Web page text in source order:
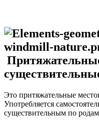
Это притяжательные
Употребляется
существительным по